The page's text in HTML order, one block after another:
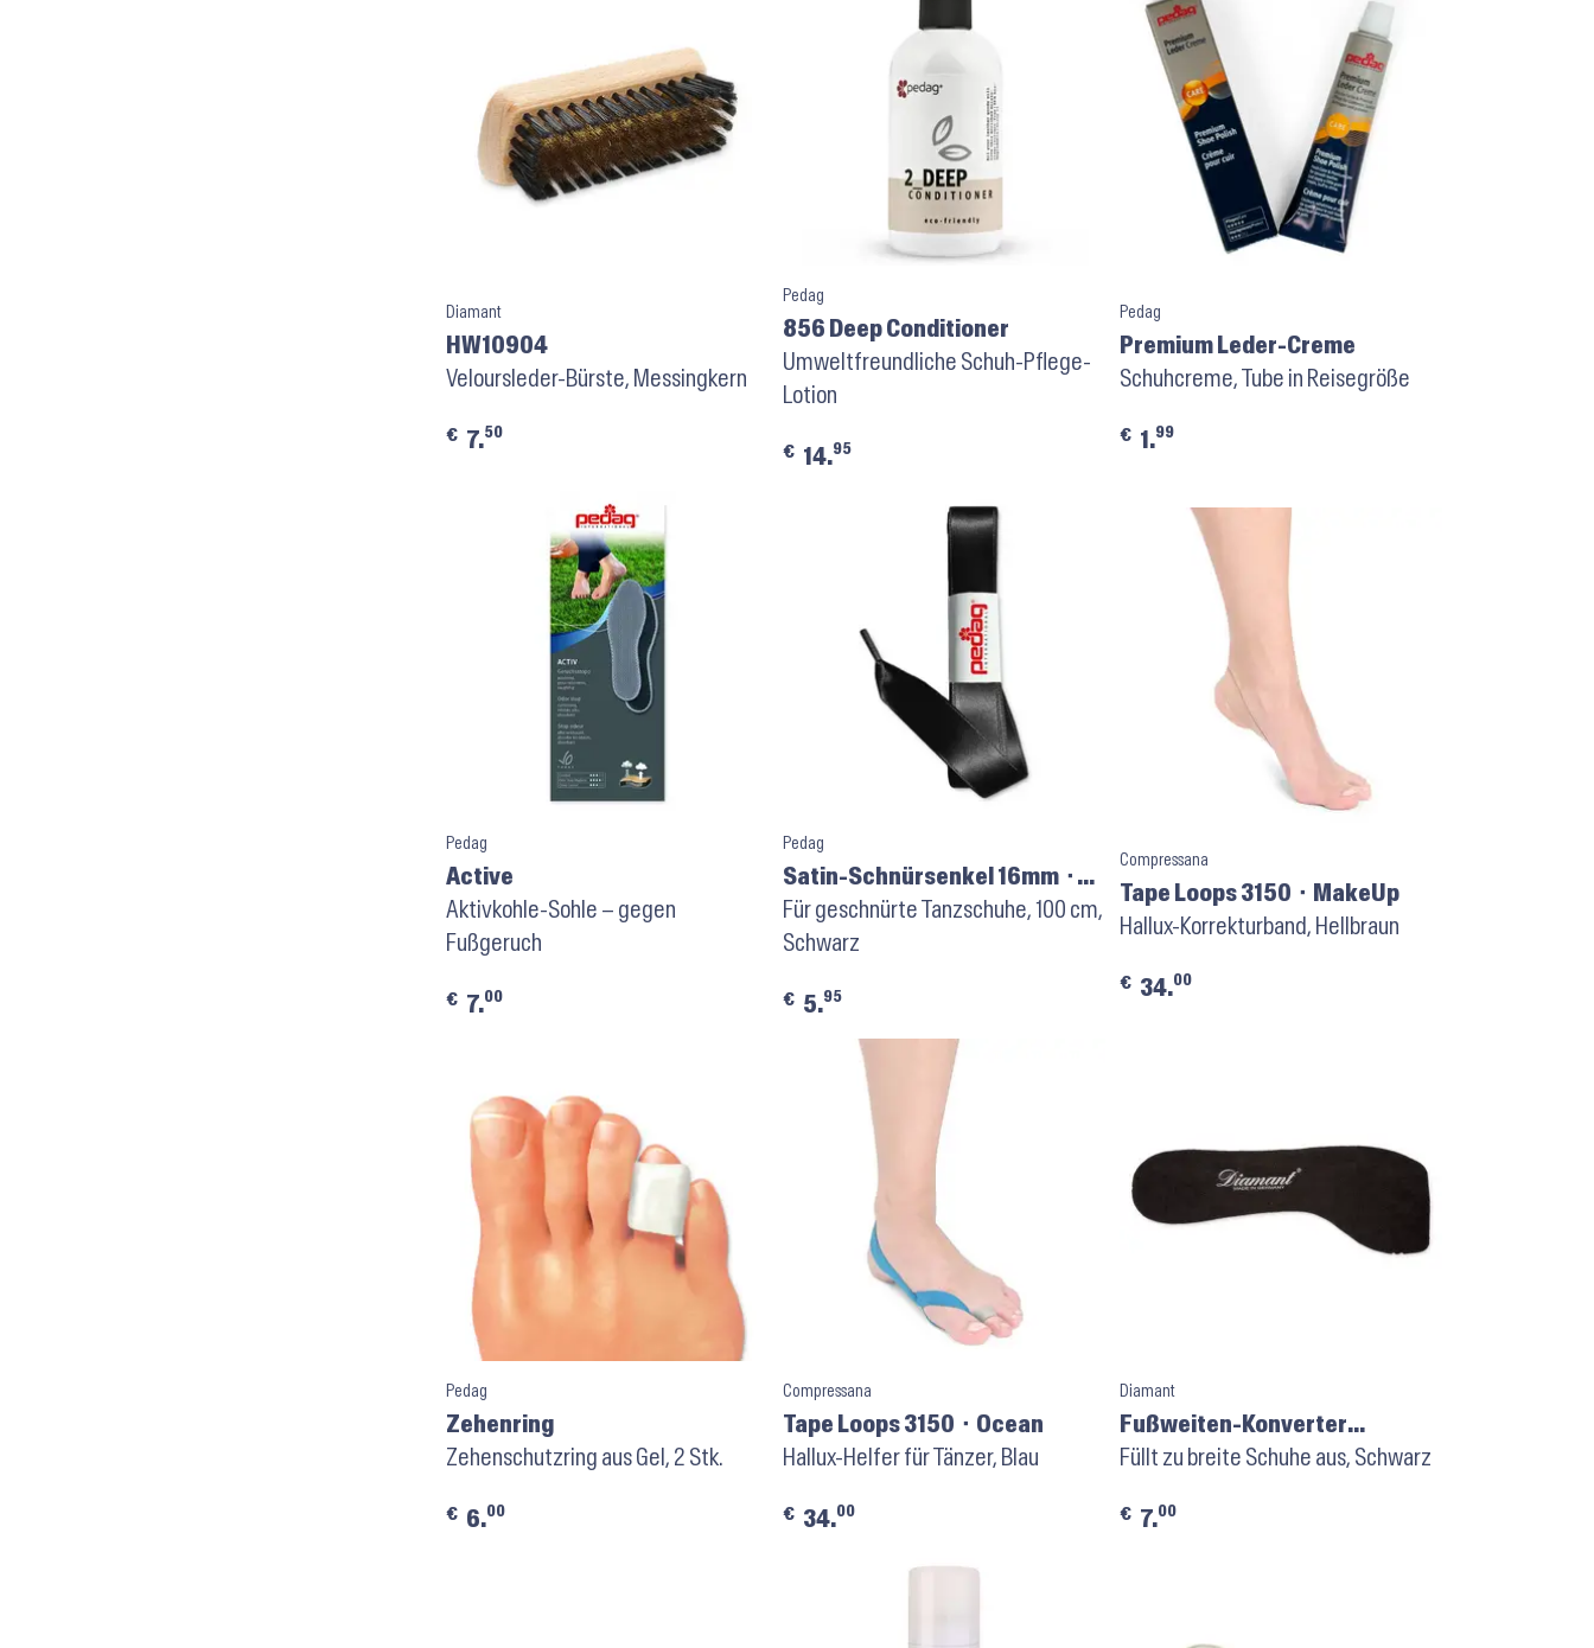
Diamant
HW10904
Veloursleder-Bürste, Messingkern
€ 7.50
Pedag
856 Deep Conditioner
Umweltfreundliche Schuh-Pflege-
Lotion
€ 14.95
Pedag
Premium Leder-Creme
Schuhcreme, Tube in Reisegröße
€ 1.99
Pedag
Active
Aktivkohle-Sohle – gegen
Fußgeruch
€ 7.00
Pedag
Satin-Schnürsenkel 16mm ⬝
Schwarz
Für geschnürte Tanzschuhe, 100 cm,
Schwarz
€ 5.95
Compressana
Tape Loops 3150 ⬝ MakeUp
Hallux-Korrekturband, Hellbraun
€ 34.00
Pedag
Zehenring
Zehenschutzring aus Gel, 2 Stk.
€ 6.00
Compressana
Tape Loops 3150 ⬝ Ocean
Hallux-Helfer für Tänzer, Blau
€ 34.00
Diamant
Fußweiten-Konverter
HW04001
Füllt zu breite Schuhe aus, Schwarz
€ 7.00